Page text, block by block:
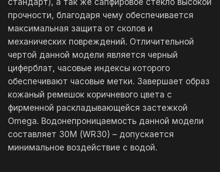
стандарт), а так же сапфировое стекло высокой
прочности, благодаря чему обеспечивается
максимальная защита от сколов и
механических повреждений. Отличительной
чертой данной модели является черный
циферблат, часовые индексы которого
обеспечивают часовые метки. Завершает образ
кожаный ремешок коричневого цвета с
фирменной раскладывающейся застежкой
Omega. Водонепроницаемость данной модели
составляет 30М (WR30) – допускается
минимальное воздействие с водой.